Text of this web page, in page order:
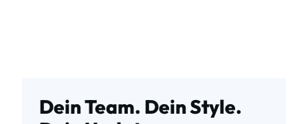
Dein Team. Dein Style.